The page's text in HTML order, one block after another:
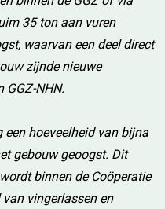
35 ton aan vuren
waarvan een deel direct
zijnde nieuwe
GGZ-NHN.
hoeveelheid van bijna
gebouw geoogst. Dit
binnen de Coöperatie
vingerlassen en